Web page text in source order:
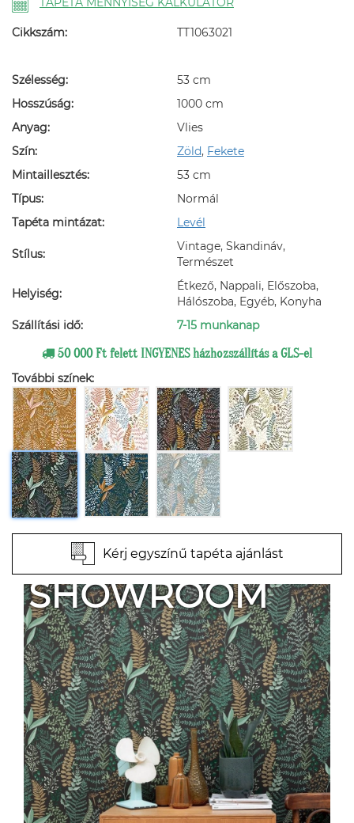
Cikkszám: TT1063021
Szélesség:
53 cm
Hosszúság:
1000 cm
Anyag:
Vlies
Szín:
Zöld, Fekete
Mintaillesztés:
53 cm
Típus:
Normál
Tapéta mintázat:
Levél
Stílus:
Vintage, Skandináv,
Természet
Helyiség:
Étkező, Nappali, Előszoba,
Hálószoba, Egyéb, Konyha
Szállítási idő:
7-15 munkanap
50 000 Ft felett INGYENES házhozszállítás a GLS-el
További színek:
Kérj egyszínű tapéta ajánlást
SHOWROOM